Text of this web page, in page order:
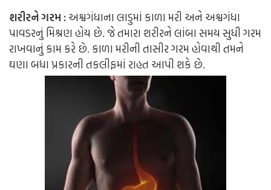
શરીરને ગરમ :અશ્વગંધાના લાડુમાં કાળા મરી અને અશ્વગંધા
પાવડરનું મિશ્રણ હોય છે. જે તમારા શરીરને લાંબા સમય સુધી ગરમ
રાખવાનું કામ કરે છે. કાળા મરીની તાસીર ગરમ હોવાથી તમને
ઘણા બધા પ્રકારની તકલીફમાં રાહત આપી શકે છે.